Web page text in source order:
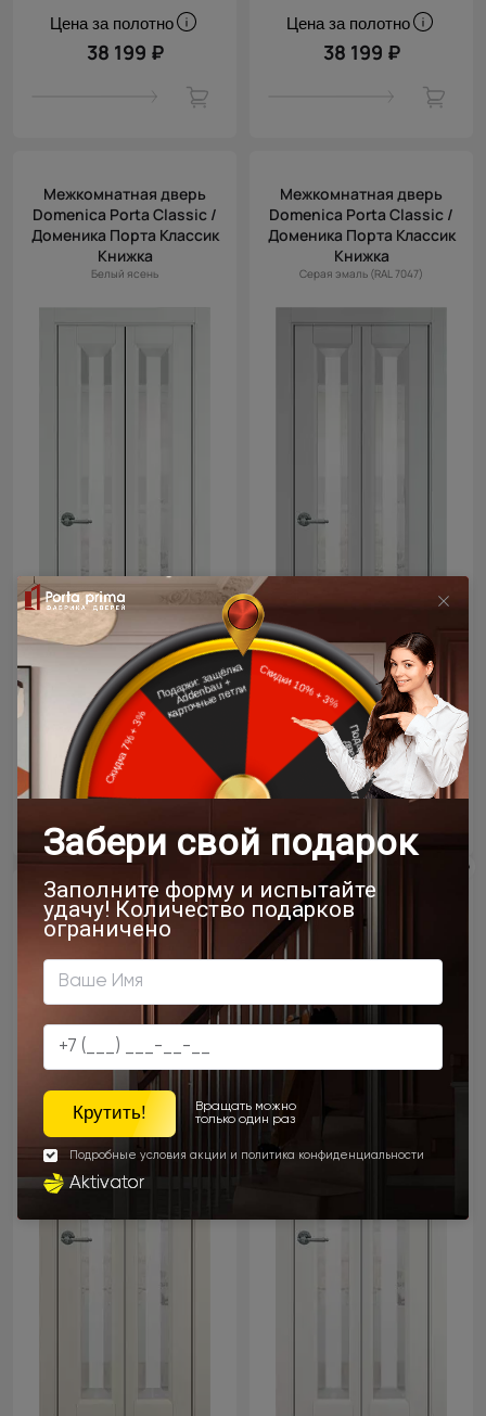
Цена за полотно
38 199 ₽
Цена за полотно
38 199 ₽
Межкомнатная дверь
Domenica Porta Classic /
Доменика Порта Классик
Книжка
Белый ясень
Цена за полотно
38 199 ₽
Межкомнатная дверь
Domenica Porta Classic /
Доменика Порта Классик
Книжка
Серая эмаль (RAL 7047)
Цена за полотно
47 513 ₽
Межкомнатная дверь
Domenica Porta Classic /
Книжка
Межкомнатная дверь
Domenica Porta Classic /
Доменика Порта Классик